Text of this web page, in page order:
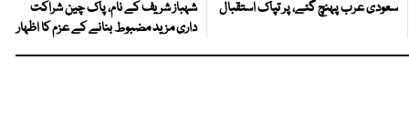
سعودی عرب پہنچ گئے، پر تپاک استقبال
شہباز شریف کے نام، پاک چین شراکت
داری مزید مضبوط بنانے کے عزم کا اظہار